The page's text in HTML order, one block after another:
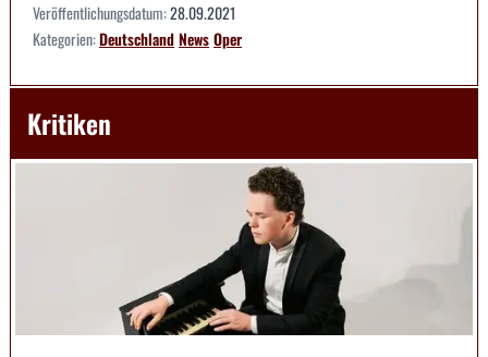
Veröffentlichungsdatum:28.09.2021
Kategorien:DeutschlandNewsOper
Kritiken